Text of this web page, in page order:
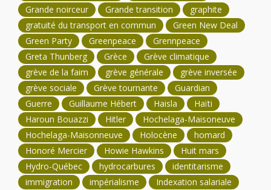
Grande noirceur Grande transition
graphite
gratuité du transport en commun
Green New Deal
Green Party
Greenpeace
Grennpeace
Greta Thunberg
Grèce
Grève climatique
grève de la faim
grève générale
grève inversée
grève sociale
Grève tournante
Guardian
Guerre
Guillaume Hébert Haisla
Haïti
Haroun Bouazzi
Hitler
Hochelaga-Maisoneuve
Hochelaga-Maisonneuve
Holocène
homard
Honoré Mercier
Howie Hawkins
Huit mars
Hydro-Québec
hydrocarbures
identitarisme
immigration
impérialisme
Indexation salariale